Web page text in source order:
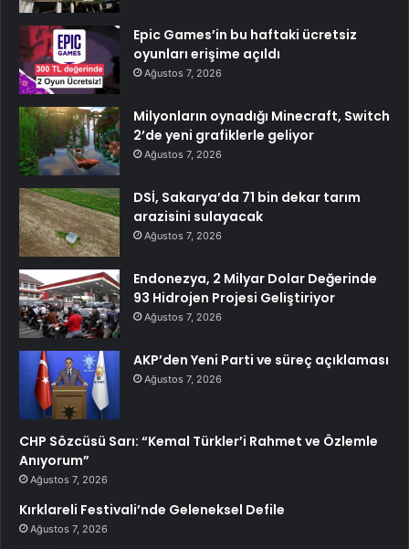
Epic Games’in bu haftaki ücretsiz
oyunları erişime açıldı
Ağustos 7, 2026
Milyonların oynadığı Minecraft, Switch
2’de yeni grafiklerle geliyor
Ağustos 7, 2026
DSİ, Sakarya’da 71 bin dekar tarım
arazisini sulayacak
Ağustos 7, 2026
Endonezya, 2 Milyar Dolar Değerinde
93 Hidrojen Projesi Geliştiriyor
Ağustos 7, 2026
AKP’den Yeni Parti ve süreç açıklaması
Ağustos 7, 2026
CHP Sözcüsü Sarı: “Kemal Türkler’i Rahmet ve Özlemle
Anıyorum”
Ağustos 7, 2026
Kırklareli Festivali’nde Geleneksel Defile
Ağustos 7, 2026